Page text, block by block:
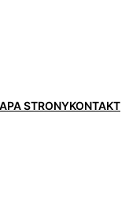
STRONYKONTAKT